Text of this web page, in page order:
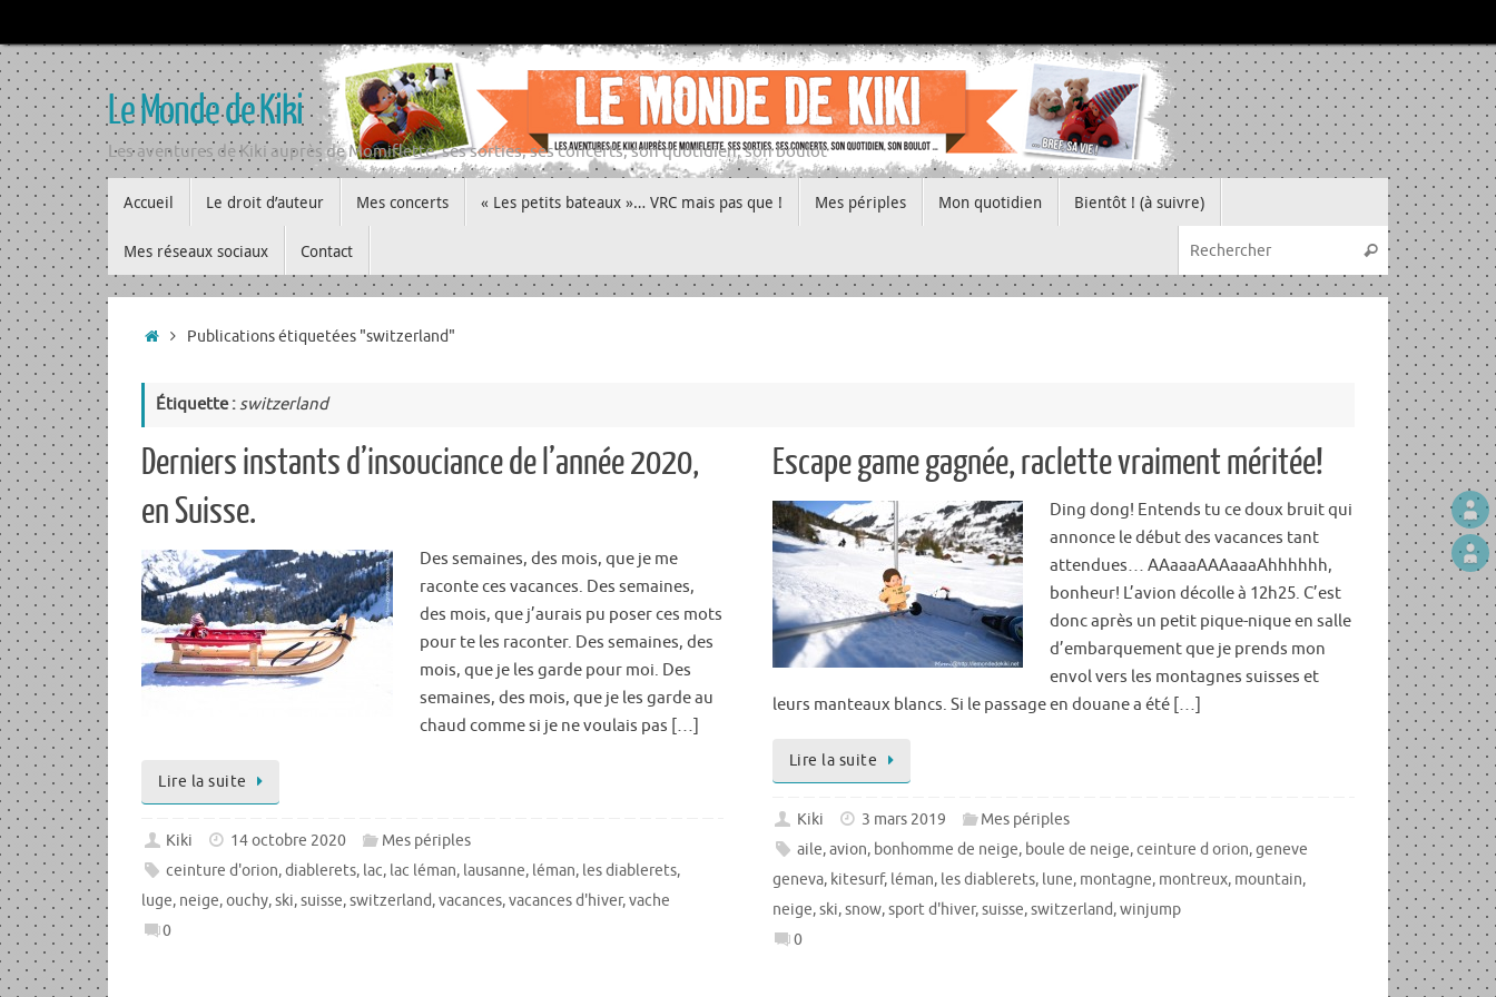
au
contenu
Le Monde de Kiki
Les aventures de Kiki auprès de Momiflette, ses sorties, ses concerts, son quotidien, son boulot
au
contenu
Accueil Le droit d’auteur Mes concerts « Les petits bateaux »… VRC mais pas que ! Mes périples Mon quotidien Bientôt ! (à suivre)
Mes réseaux sociaux Contact
Recherche
Rechercher
Accueil
Publications étiquetées "switzerland"
Étiquette :switzerland
Derniers instants d’insouciance de l’année 2020,
en Suisse.
Des semaines, des mois, que je me
raconte ces vacances. Des semaines,
des mois, que j’aurais pu poser ces mots
pour te les raconter. Des semaines, des
mois, que je les garde pour moi. Des
semaines, des mois, que je les garde au
chaud comme si je ne voulais pas […]
Lire la suite
Kiki 14 octobre 2020
Mes périples
ceinture d'orion,diablerets, lac, lac léman, lausanne, léman, les diablerets,
luge, neige,ouchy,ski,suisse,switzerland,vacances,vacances d'hiver,vache
0
Escape game gagnée, raclette vraiment méritée!
Ding dong! Entends tu ce doux bruit qui
annonce le début des vacances tant
attendues… AAaaaAAAaaaAhhhhhh,
bonheur! L’avion décolle à 12h25. C’est
donc après un petit pique-nique en salle
d’embarquement que je prends mon
envol vers les montagnes suisses et
leurs manteaux blancs. Si le passage en douane a été […]
Lire la suite
Kiki 3 mars 2019
Mes périples
aile,avion, bonhomme de neige, boule de neige,ceinture d orion,geneve
geneva, kitesurf, léman, les diablerets, lune, montagne, montreux, mountain,
neige,ski,snow,sport d'hiver,suisse,switzerland,winjump
0